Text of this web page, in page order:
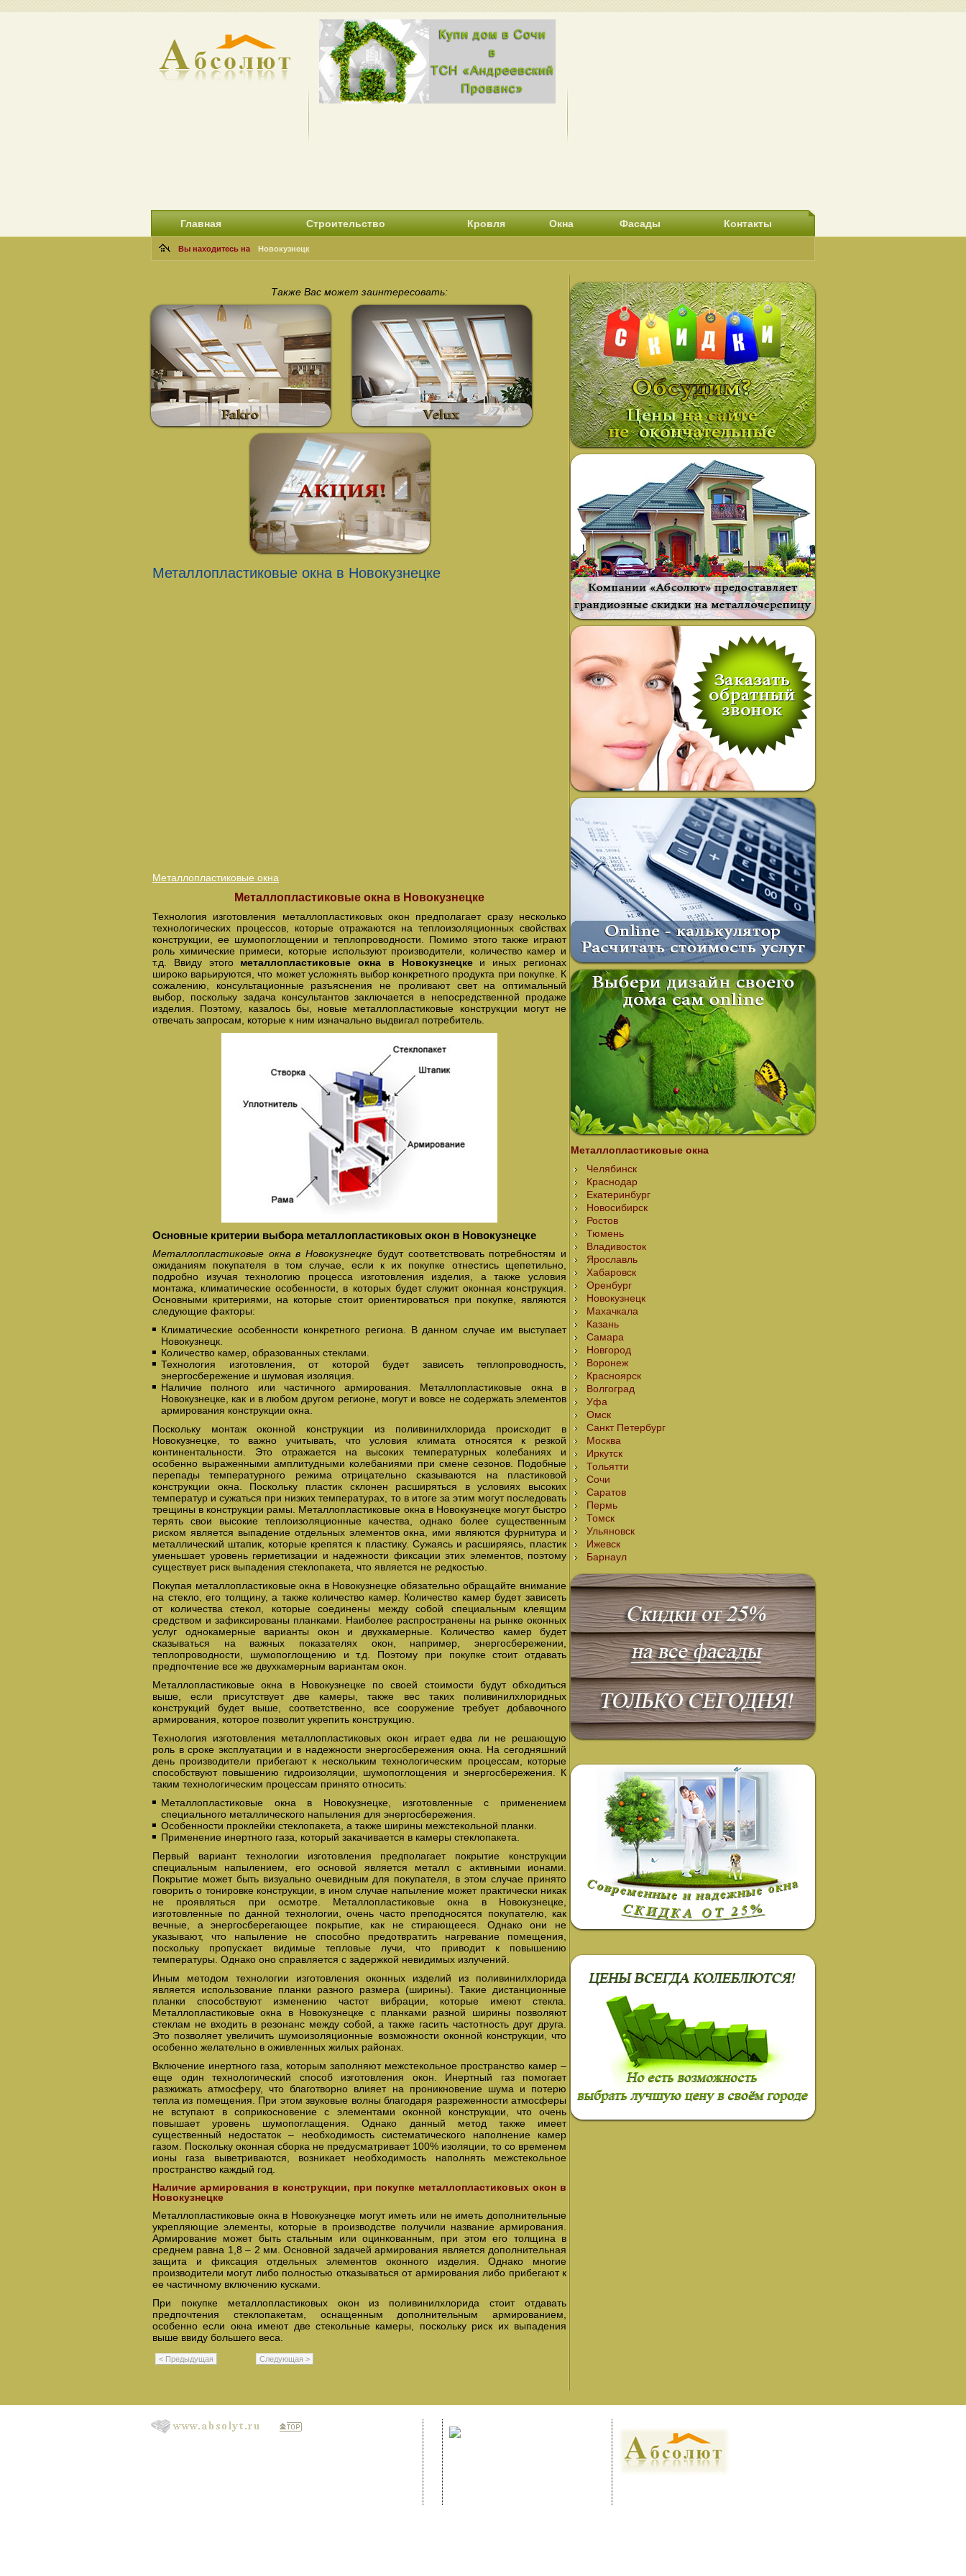
Главная Строительство Кровля Окна Фасады Контакты
Вы находитесь на Новокузнецк
Также Вас может заинтересовать:
Металлопластиковые окна в Новокузнецке
Металлопластиковые окна
Металлопластиковые окна в Новокузнецке
Технология изготовления металлопластиковых окон предполагает сразу несколько
технологических процессов, которые отражаются на теплоизоляционных свойствах
конструкции, ее шумопоглощении и теплопроводности. Помимо этого также играют
роль химические примеси, которые используют производители, количество камер и
т.д. Ввиду этого металлопластиковые окна в Новокузнецке и иных регионах
широко варьируются, что может усложнять выбор конкретного продукта при покупке. К
сожалению, консультационные разъяснения не проливают свет на оптимальный
выбор, поскольку задача консультантов заключается в непосредственной продаже
изделия. Поэтому, казалось бы, новые металлопластиковые конструкции могут не
отвечать запросам, которые к ним изначально выдвигал потребитель.
Основные критерии выбора металлопластиковых окон в Новокузнецке
Металлопластиковые окна в Новокузнецке будут соответствовать потребностям и
ожиданиям покупателя в том случае, если к их покупке отнестись щепетильно,
подробно изучая технологию процесса изготовления изделия, а также условия
монтажа, климатические особенности, в которых будет служит оконная конструкция.
Основными критериями, на которые стоит ориентироваться при покупке, являются
следующие факторы:
Климатические особенности конкретного региона. В данном случае им выступает
Новокузнецк.
Количество камер, образованных стеклами.
Технология изготовления, от которой будет зависеть теплопроводность,
энергосбережение и шумовая изоляция.
Наличие полного или частичного армирования. Металлопластиковые окна в
Новокузнецке, как и в любом другом регионе, могут и вовсе не содержать элементов
армирования конструкции окна.
Поскольку монтаж оконной конструкции из поливинилхлорида происходит в
Новокузнецке, то важно учитывать, что условия климата относятся к резкой
континентальности. Это отражается на высоких температурных колебаниях и
особенно выраженными амплитудными колебаниями при смене сезонов. Подобные
перепады температурного режима отрицательно сказываются на пластиковой
конструкции окна. Поскольку пластик склонен расширяться в условиях высоких
температур и сужаться при низких температурах, то в итоге за этим могут последовать
трещины в конструкции рамы. Металлопластиковые окна в Новокузнецке могут быстро
терять свои высокие теплоизоляционные качества, однако более существенным
риском является выпадение отдельных элементов окна, ими являются фурнитура и
металлический штапик, которые крепятся к пластику. Сужаясь и расширяясь, пластик
уменьшает уровень герметизации и надежности фиксации этих элементов, поэтому
существует риск выпадения стеклопакета, что является не редкостью.
Покупая металлопластиковые окна в Новокузнецке обязательно обращайте внимание
на стекло, его толщину, а также количество камер. Количество камер будет зависеть
от количества стекол, которые соединены между собой специальным клеящим
средством и зафиксированы планками. Наиболее распространены на рынке оконных
услуг однокамерные варианты окон и двухкамерные. Количество камер будет
сказываться на важных показателях окон, например, энергосбережении,
теплопроводности, шумопоглощению и т.д. Поэтому при покупке стоит отдавать
предпочтение все же двухкамерным вариантам окон.
Металлопластиковые окна в Новокузнецке по своей стоимости будут обходиться
выше, если присутствует две камеры, также вес таких поливинилхлоридных
конструкций будет выше, соответственно, все сооружение требует добавочного
армирования, которое позволит укрепить конструкцию.
Технология изготовления металлопластиковых окон играет едва ли не решающую
роль в сроке эксплуатации и в надежности энергосбережения окна. На сегодняшний
день производители прибегают к нескольким технологическим процессам, которые
способствуют повышению гидроизоляции, шумопоглощения и энергосбережения. К
таким технологическим процессам принято относить:
Металлопластиковые окна в Новокузнецке, изготовленные с применением
специального металлического напыления для энергосбережения.
Особенности проклейки стеклопакета, а также ширины межстекольной планки.
Применение инертного газа, который закачивается в камеры стеклопакета.
Первый вариант технологии изготовления предполагает покрытие конструкции
специальным напылением, его основой является металл с активными ионами.
Покрытие может быть визуально очевидным для покупателя, в этом случае принято
говорить о тонировке конструкции, в ином случае напыление может практически никак
не проявляться при осмотре. Металлопластиковые окна в Новокузнецке,
изготовленные по данной технологии, очень часто преподносятся покупателю, как
вечные, а энергосберегающее покрытие, как не стирающееся. Однако они не
указывают, что напыление не способно предотвратить нагревание помещения,
поскольку пропускает видимые тепловые лучи, что приводит к повышению
температуры. Однако оно справляется с задержкой невидимых излучений.
Иным методом технологии изготовления оконных изделий из поливинилхлорида
является использование планки разного размера (ширины). Такие дистанционные
планки способствуют изменению частот вибрации, которые имеют стекла.
Металлопластиковые окна в Новокузнецке с планками разной ширины позволяют
стеклам не входить в резонанс между собой, а также гасить частотность друг друга.
Это позволяет увеличить шумоизоляционные возможности оконной конструкции, что
особенно желательно в оживленных жилых районах.
Включение инертного газа, которым заполняют межстекольное пространство камер –
еще один технологический способ изготовления окон. Инертный газ помогает
разжижать атмосферу, что благотворно влияет на проникновение шума и потерю
тепла из помещения. При этом звуковые волны благодаря разреженности атмосферы
не вступают в соприкосновение с элементами оконной конструкции, что очень
повышает уровень шумопоглащения. Однако данный метод также имеет
существенный недостаток – необходимость систематического наполнение камер
газом. Поскольку оконная сборка не предусматривает 100% изоляции, то со временем
ионы газа выветриваются, возникает необходимость наполнять межстекольное
пространство каждый год.
Наличие армирования в конструкции, при покупке металлопластиковых окон в
Новокузнецке
Металлопластиковые окна в Новокузнецке могут иметь или не иметь дополнительные
укрепляющие элементы, которые в производстве получили название армирования.
Армирование может быть стальным или оцинкованным, при этом его толщина в
среднем равна 1,8 – 2 мм. Основной задачей армирования является дополнительная
защита и фиксация отдельных элементов оконного изделия. Однако многие
производители могут либо полностью отказываться от армирования либо прибегают к
ее частичному включению кусками.
При покупке металлопластиковых окон из поливинилхлорида стоит отдавать
предпочтения стеклопакетам, оснащенным дополнительным армированием,
особенно если окна имеют две стекольные камеры, поскольку риск их выпадения
выше ввиду большего веса.
< Предыдущая Следующая >
Металлопластиковые окна
Челябинск
Краснодар
Екатеринбург
Новосибирск
Ростов
Тюмень
Владивосток
Ярославль
Хабаровск
Оренбург
Новокузнецк
Махачкала
Казань
Самара
Новгород
Воронеж
Красноярск
Волгоград
Уфа
Омск
Санкт Петербург
Москва
Иркутск
Тольятти
Сочи
Саратов
Пермь
Томск
Ульяновск
Ижевск
Барнаул